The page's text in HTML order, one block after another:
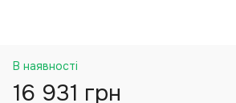
В наявності
16 931 грн